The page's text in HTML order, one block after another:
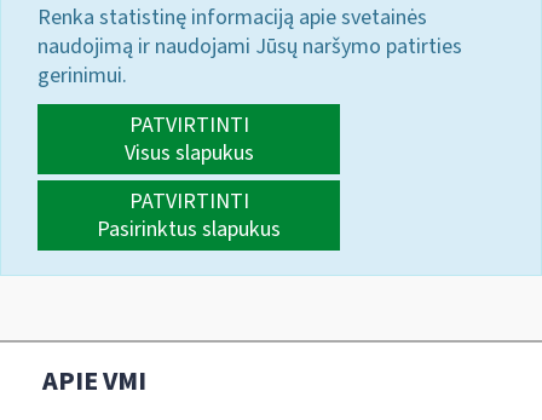
Renka statistinę informaciją apie svetainės
naudojimą ir naudojami Jūsų naršymo patirties
gerinimui.
PATVIRTINTI
Visus slapukus
PATVIRTINTI
Pasirinktus slapukus
APIE VMI